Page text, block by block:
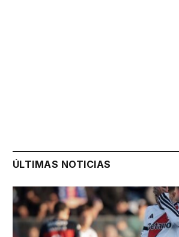
ÚLTIMAS NOTICIAS